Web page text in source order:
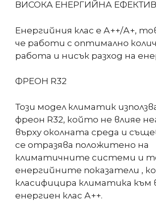
ВИСОКА ЕНЕРГИЙНА
Енергийния клас е А++/А+,
че работи с оптимално
работа и нисък разход на
ФРЕОН R32
Този модел климатик
фреон R32, който не влияе
върху околната среда и
се отразява положитено на
климатичните системи и
енергийните показатели ,
класифицира климатика към
енергиен клас А++.